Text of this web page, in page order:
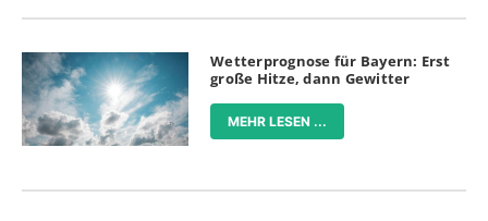
Wetterprognose für Bayern: Erst
große Hitze, dann Gewitter
MEHR LESEN ...